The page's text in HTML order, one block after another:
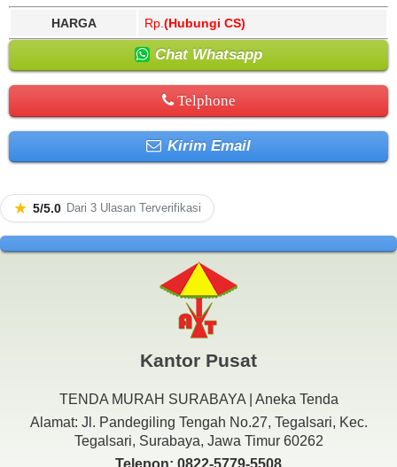
HARGA Rp. (Hubungi CS)
Chat Whatsapp
Telphone
Kirim Email
★ 5/5.0 Dari 3 Ulasan Terverifikasi
Kantor Pusat
TENDA MURAH SURABAYA | Aneka Tenda
Alamat: Jl. Pandegiling Tengah No.27, Tegalsari, Kec.
Tegalsari, Surabaya, Jawa Timur 60262
Telepon: 0822-5779-5508